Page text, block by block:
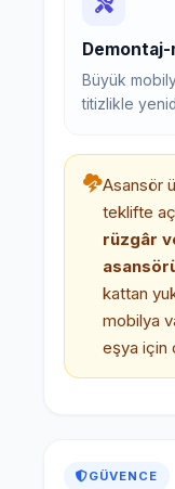
Büyük
titizlikle
Asansör
teklifte
rüzgâr
kattan
mobilya
eşya için
GÜVENCE